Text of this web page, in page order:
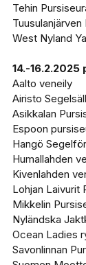
Tehin
West Nyland
14.-16.2.2025
Aalto veneily
Airisto
Asikkalan
Espoon
Hangö
Humallahden
Kivenlahden
Lohjan Laivurit
Mikkelin
Nyländska
Ocean Ladies
Savonlinnan